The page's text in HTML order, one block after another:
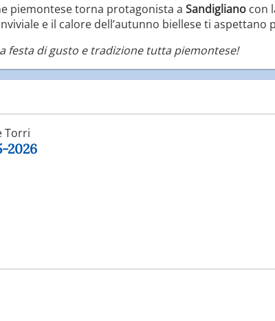
piemontese torna protagonista a Sandigliano con
e il calore dell’autunno biellese ti aspettano
festa di gusto e tradizione tutta piemontese!
Torri
2026